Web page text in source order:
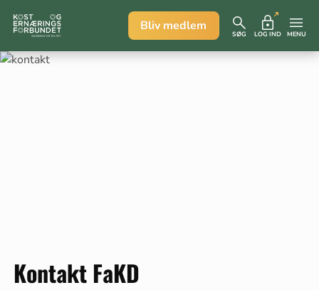
SØG LOG IND
Bliv medlem
MENU
Kontakt FaKD